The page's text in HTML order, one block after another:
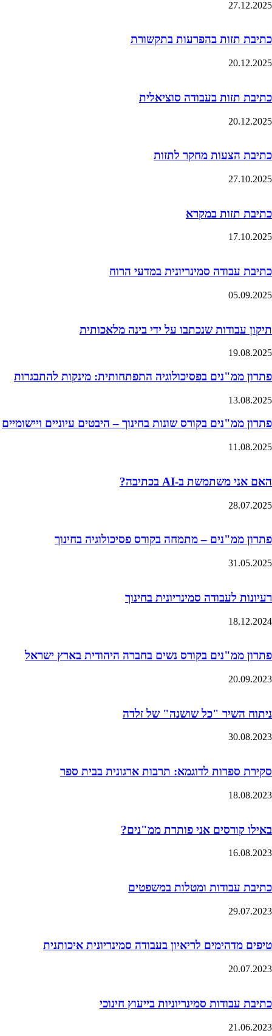
27.12.2025
כתיבת תזות בהפרעות בתקשורת
20.12.2025
כתיבת תזות בעבודה סוציאלית
20.12.2025
כתיבת הצעות מחקר לתזות
27.10.2025
כתיבת תזות במקרא
17.10.2025
כתיבת עבודה סמינריונית במדעי הרוח
05.09.2025
תיקון עבודות שנכתבו על ידי בינה מלאכותית
19.08.2025
פתרון ממ"נים בפסיכולוגיה התפתחותית: מינקות להתבגרות
13.08.2025
פתרון ממ"נים בקורס שונות בחינוך – היבטים עיוניים ויישומיים
11.08.2025
האם אני משתמשת ב-AI בכתיבה?
28.07.2025
פתרון ממ"נים – מתמחה בקורס פסיכולוגיה בחינוך
31.05.2025
רעיונות לעבודה סמינריונית בחינוך
18.12.2024
פתרון ממ"נים בקורס נשים בחברה היהודית בארץ ישראל
20.09.2023
ניתוח השיר "כל שושנה" של זלדה
30.08.2023
סקירת ספרות לדוגמא: תרבות ארגונית בבית ספר
18.08.2023
באילו קורסים אני פותרת ממ"נים?
16.08.2023
כתיבת עבודות ומטלות במשפטים
29.07.2023
טיפים מדהימים לריאיון בעבודה סמינריונית איכותנית
20.07.2023
כתיבת עבודות סמינריוניות בייעוץ חינוכי
21.06.2023